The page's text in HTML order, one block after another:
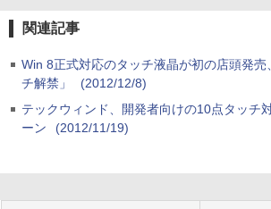
関連記事
Win 8正式対応のタッチ液晶が初の店頭発売
チ解禁」
(2012/12/8)
テックウィンド、開発者向けの10点タッチ
ーン
(2012/11/19)